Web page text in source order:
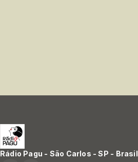
Rádio Pagu - São Carlos - SP - Brasil